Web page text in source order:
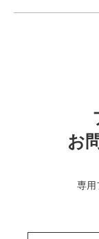
お
専用